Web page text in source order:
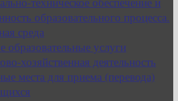
образовательного процесса.
среда
образовательные услуги
хозяйственная деятельность
места для приема (перевода)